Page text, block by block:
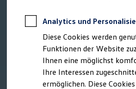
Bewerbungstipps
Eine Absage - was nun?
Anreise zu Interview oder
Kontakt und Hilfe
Barrierefrei bewerben
Triff unsere Recruiter
Events
Analytics und
Diese Cookies werden
Funktionen der Website
Ihnen eine möglichst
Ihre Interessen
ermöglichen. Diese